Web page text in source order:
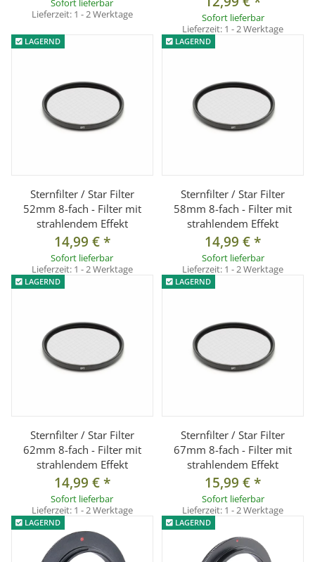
Sofort lieferbar
Lieferzeit: 1 - 2 Werktage
Sofort lieferbar
Lieferzeit: 1 - 2 Werktage
LAGERND
Sternfilter / Star Filter
52mm 8-fach - Filter mit
strahlendem Effekt
14,99 €*
Sofort lieferbar
Lieferzeit: 1 - 2 Werktage
LAGERND
Sternfilter / Star Filter
58mm 8-fach - Filter mit
strahlendem Effekt
14,99 €*
Sofort lieferbar
Lieferzeit: 1 - 2 Werktage
LAGERND
Sternfilter / Star Filter
62mm 8-fach - Filter mit
strahlendem Effekt
14,99 €*
Sofort lieferbar
Lieferzeit: 1 - 2 Werktage
LAGERND
Sternfilter / Star Filter
67mm 8-fach - Filter mit
strahlendem Effekt
15,99 €*
Sofort lieferbar
Lieferzeit: 1 - 2 Werktage
LAGERND LAGERND